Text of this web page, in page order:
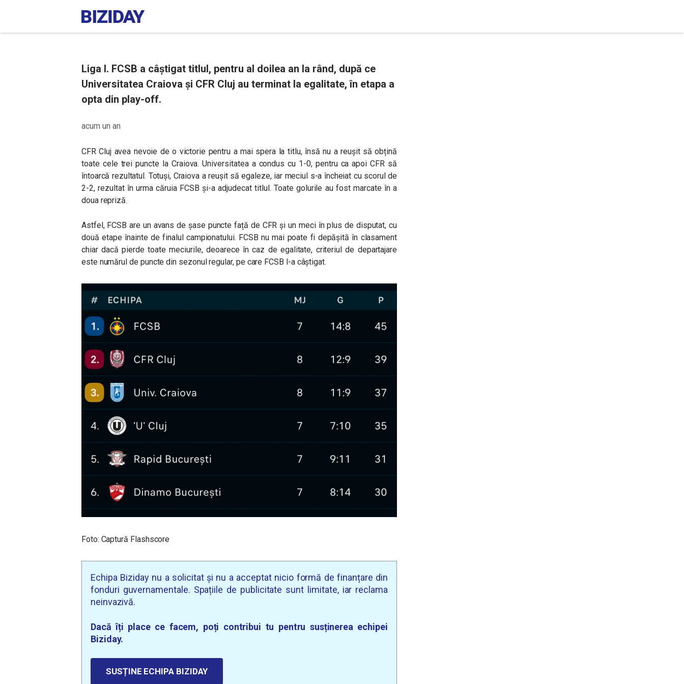
Liga I. FCSB a câștigat titlul, pentru al doilea an la rând, după ce
Universitatea Craiova și CFR Cluj au terminat la egalitate, în etapa a
opta din play-off.
acum un an
CFR Cluj avea nevoie de o victorie pentru a mai spera la titlu, însă nu a reușit să obțină
toate cele trei puncte la Craiova. Universitatea a condus cu 1-0, pentru ca apoi CFR să
întoarcă rezultatul. Totuși, Craiova a reușit să egaleze, iar meciul s-a încheiat cu scorul de
2-2, rezultat în urma căruia FCSB și-a adjudecat titlul. Toate golurile au fost marcate în a
doua repriză.
Astfel, FCSB are un avans de șase puncte față de CFR și un meci în plus de disputat, cu
două etape înainte de finalul campionatului. FCSB nu mai poate fi depășită în clasament
chiar dacă pierde toate meciurile, deoarece în caz de egalitate, criteriul de departajare
este numărul de puncte din sezonul regular, pe care FCSB l-a câștigat.
Foto: Captură Flashscore
Echipa Biziday nu a solicitat și nu a acceptat nicio formă de finanțare din
fonduri guvernamentale. Spațiile de publicitate sunt limitate, iar reclama
neinvazivă.
Dacă îți place ce facem, poți contribui tu pentru susținerea echipei
Biziday.
SUSȚINE ECHIPA BIZIDAY